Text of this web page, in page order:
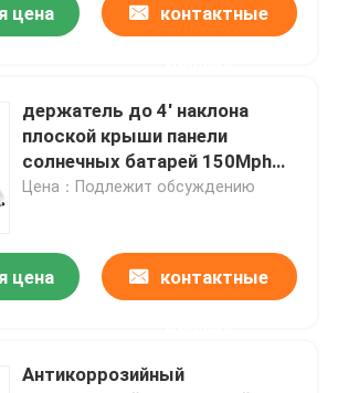
для панелей солнечных батарей
панели солнечных батарей
панели солнечных батарей
на крыше
цена контактные
держатель до 4' наклона
плоской крыши панели
солнечных батарей 150Mph
легкая установка X8
Цена：Подлежит обсуждению
цена контактные
Антикоррозийный